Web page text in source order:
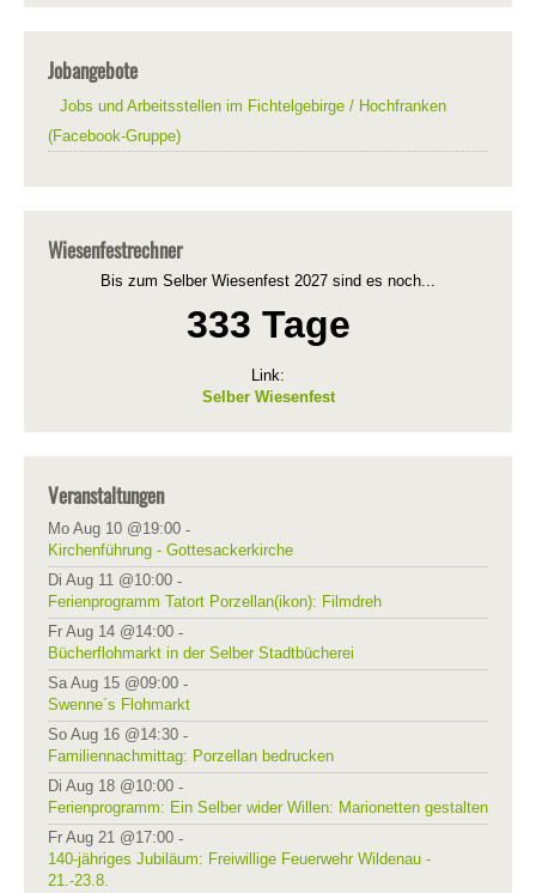
Jobangebote
Jobs und Arbeitsstellen im Fichtelgebirge / Hochfranken
(Facebook-Gruppe)
Wiesenfestrechner
Bis zum Selber Wiesenfest 2027 sind es noch...
333 Tage
Link:
Selber Wiesenfest
Veranstaltungen
Mo Aug 10 @19:00 -
Kirchenführung - Gottesackerkirche
Di Aug 11 @10:00 -
Ferienprogramm Tatort Porzellan(ikon): Filmdreh
Fr Aug 14 @14:00 -
Bücherflohmarkt in der Selber Stadtbücherei
Sa Aug 15 @09:00 -
Swenne´s Flohmarkt
So Aug 16 @14:30 -
Familiennachmittag: Porzellan bedrucken
Di Aug 18 @10:00 -
Ferienprogramm: Ein Selber wider Willen: Marionetten gestalten
Fr Aug 21 @17:00 -
140-jähriges Jubiläum: Freiwillige Feuerwehr Wildenau -
21.-23.8.